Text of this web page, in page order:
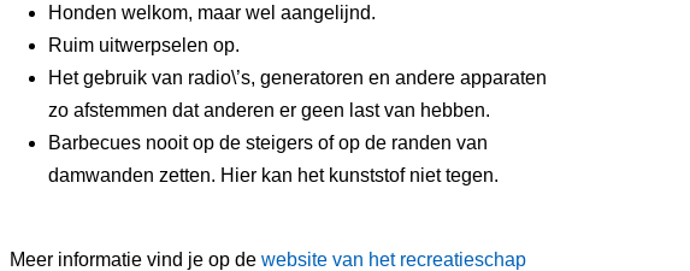
Honden welkom, maar wel aangelijnd.
Ruim uitwerpselen op.
Het gebruik van radio\’s, generatoren en andere apparaten
zo afstemmen dat anderen er geen last van hebben.
Barbecues nooit op de steigers of op de randen van
damwanden zetten. Hier kan het kunststof niet tegen.
Meer informatie vind je op de website van het recreatieschap